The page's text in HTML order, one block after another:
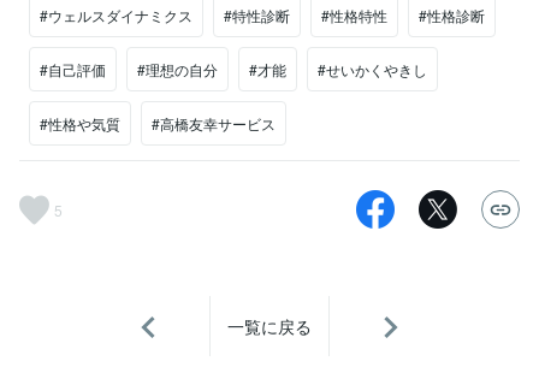
#ウェルスダイナミクス #特性診断 #性格特性 #性格診断
#自己評価 #理想の自分 #才能 #せいかくやきし
#性格や気質 #高橋友幸サービス
5
一覧に戻る